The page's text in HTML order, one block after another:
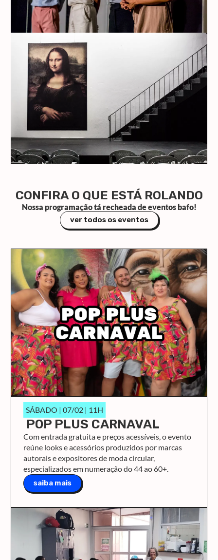
CONFIRA O QUE ESTÁ ROLANDO
Nossa programação tá recheada de eventos bafo!
ver todos os eventos
SÁBADO | 07/02 | 11H
POP PLUS CARNAVAL
Com entrada gratuita e preços acessíveis, o evento
reúne looks e acessórios produzidos por marcas
autorais e expositores de moda circular,
especializados em numeração do 44 ao 60+.
saiba mais